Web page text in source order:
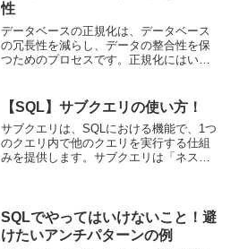
性
データベースの正規化は、データベース
の冗長性を減らし、データの整合性を保
つためのプロセスです。正規化にはいく
ーブル構造を設計します。以下に、主な
正規形とそのSQLを使っ...
【SQL】サブクエリの使い方！
サブクエリは、SQLにおける機能で、1つ
のクエリ内で他のクエリを実行する仕組
みを提供します。サブクエリは「ネスト
リは、SELECT、...
SQLでやってはいけないこと！避
けたいアンチパターンの例